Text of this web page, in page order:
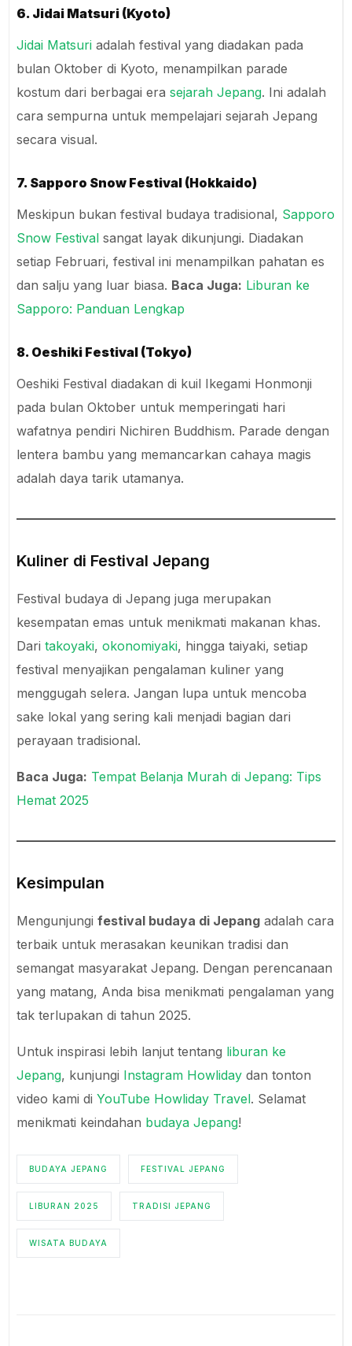
6. Jidai Matsuri (Kyoto)
Jidai Matsuri adalah festival yang diadakan pada
bulan Oktober di Kyoto, menampilkan parade
kostum dari berbagai erasejarah Jepang. Ini adalah
cara sempurna untuk mempelajari sejarah Jepang
secara visual.
7. Sapporo Snow Festival (Hokkaido)
Meskipun bukan festival budaya tradisional, Sapporo
Snow Festival sangat layak dikunjungi. Diadakan
setiap Februari, festival ini menampilkan pahatan es
dan salju yang luar biasa. Baca Juga: Liburan ke
Sapporo: Panduan Lengkap
8. Oeshiki Festival (Tokyo)
Oeshiki Festival diadakan di kuil Ikegami Honmonji
pada bulan Oktober untuk memperingati hari
wafatnya pendiri Nichiren Buddhism. Parade dengan
lentera bambu yang memancarkan cahaya magis
adalah daya tarik utamanya.
Kuliner di Festival Jepang
Festival budaya di Jepang juga merupakan
kesempatan emas untuk menikmati makanan khas.
Daritakoyaki,okonomiyaki, hingga taiyaki, setiap
festival menyajikan pengalaman kuliner yang
menggugah selera. Jangan lupa untuk mencoba
sake lokal yang sering kali menjadi bagian dari
perayaan tradisional.
Baca Juga: Tempat Belanja Murah di Jepang: Tips
Hemat 2025
Kesimpulan
Mengunjungifestival budaya di Jepang adalah cara
terbaik untuk merasakan keunikan tradisi dan
semangat masyarakat Jepang. Dengan perencanaan
yang matang, Anda bisa menikmati pengalaman yang
tak terlupakan di tahun 2025.
Untuk inspirasi lebih lanjut tentang liburan ke
Jepang, kunjungi Instagram Howliday dan tonton
video kami diYouTube Howliday Travel. Selamat
menikmati keindahan budaya Jepang!
BUDAYA JEPANG FESTIVAL JEPANG
LIBURAN 2025 TRADISI JEPANG
WISATA BUDAYA